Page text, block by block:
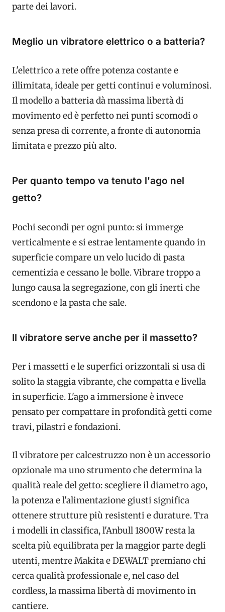
parte dei lavori.
Meglio un vibratore elettrico o a batteria?
L'elettrico a rete offre potenza costante e
illimitata, ideale per getti continui e voluminosi.
Il modello a batteria dà massima libertà di
movimento ed è perfetto nei punti scomodi o
senza presa di corrente, a fronte di autonomia
limitata e prezzo più alto.
Per quanto tempo va tenuto l'ago nel
getto?
Pochi secondi per ogni punto: si immerge
verticalmente e si estrae lentamente quando in
superficie compare un velo lucido di pasta
cementizia e cessano le bolle. Vibrare troppo a
lungo causa la segregazione, con gli inerti che
scendono e la pasta che sale.
Il vibratore serve anche per il massetto?
Per i massetti e le superfici orizzontali si usa di
solito la staggia vibrante, che compatta e livella
in superficie. L'ago a immersione è invece
pensato per compattare in profondità getti come
travi, pilastri e fondazioni.
Il vibratore per calcestruzzo non è un accessorio
opzionale ma uno strumento che determina la
qualità reale del getto: scegliere il diametro ago,
la potenza e l'alimentazione giusti significa
ottenere strutture più resistenti e durature. Tra
i modelli in classifica, l'Anbull 1800W resta la
scelta più equilibrata per la maggior parte degli
utenti, mentre Makita e DEWALT premiano chi
cerca qualità professionale e, nel caso del
cordless, la massima libertà di movimento in
cantiere.